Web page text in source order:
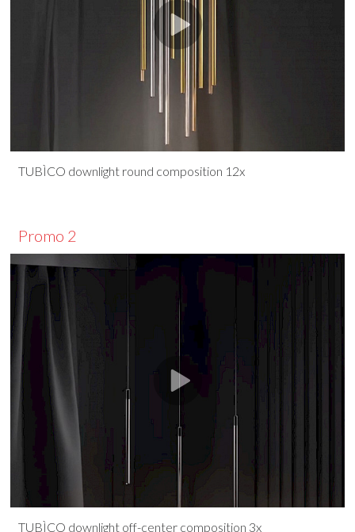
TUBÌCO downlight round composition 12x
Promo 2
TUBÌCO downlight off-center composition 3x